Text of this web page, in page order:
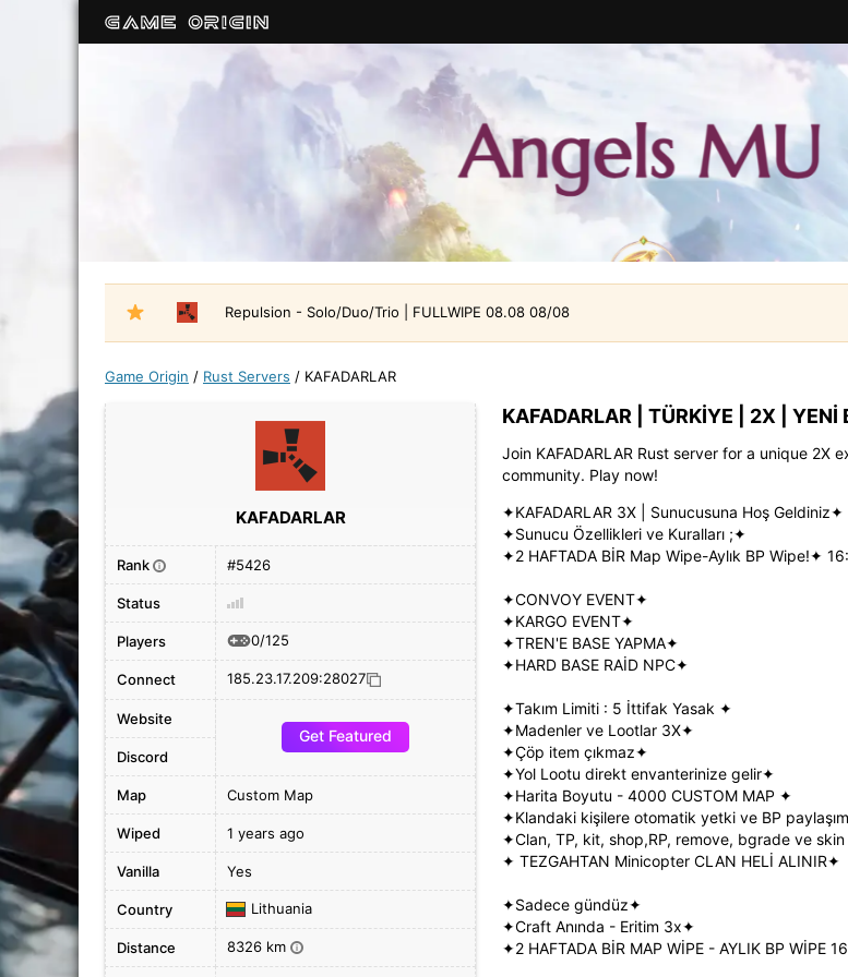
Repulsion - Solo/Duo/Trio | FULLWIPE 08.08 08/08
Game Origin / Rust Servers / KAFADARLAR
KAFADARLAR | TÜRKİYE | 2X | YENİ
Join KAFADARLAR Rust server for a unique
community. Play now!
✦KAFADARLAR 3X | Sunucusuna Hoş Geldiniz✦
✦Sunucu Özellikleri ve Kuralları ;✦
✦2 HAFTADA BİR Map Wipe-Aylık BP Wipe!✦
✦CONVOY EVENT✦
✦KARGO EVENT✦
✦TREN'E BASE YAPMA✦
✦HARD BASE RAİD NPC✦
✦Takım Limiti : 5 İttifak Yasak ✦
✦Madenler ve Lootlar 3X✦
✦Çöp item çıkmaz✦
✦Yol Lootu direkt envanterinize gelir✦
✦Harita Boyutu - 4000 CUSTOM MAP ✦
✦Klandaki kişilere otomatik yetki ve BP
✦Clan, TP, kit, shop,RP, remove, bgrade ve
✦ TEZGAHTAN Minicopter CLAN HELİ ALINIR✦
✦Sadece gündüz✦
✦Craft Anında - Eritim 3x✦
✦2 HAFTADA BİR MAP WİPE - AYLIK BP WİPE
KAFADARLAR
Rank i #5426
Status
Players 0/125
Connect 185.23.17.209:28027
Website
Get Featured
Discord
Map Custom Map
Wiped 1 years ago
Vanilla Yes
Country Lithuania
Distance 8326 km i